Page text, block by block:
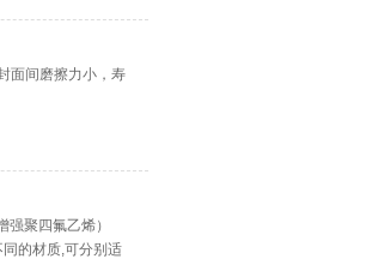
面间磨擦力小，寿
聚四氟乙烯）
的材质,可分别适